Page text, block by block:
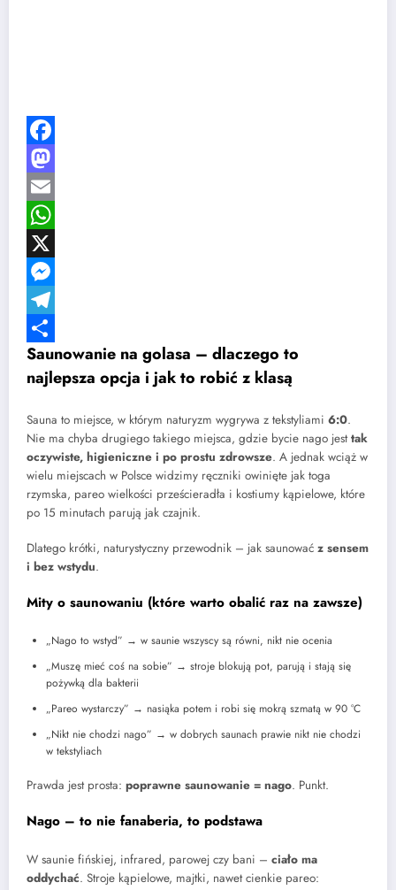
Facebook
Mastodon
Email
WhatsApp
X
Messenger
Telegram
Share
Saunowanie na golasa – dlaczego to
najlepsza opcja i jak to robić z klasą
Sauna to miejsce, w którym naturyzm wygrywa z tekstyliami 6:0.
Nie ma chyba drugiego takiego miejsca, gdzie bycie nago jesttak
oczywiste, higieniczne i po prostu zdrowsze. A jednak wciąż w
wielu miejscach w Polsce widzimy ręczniki owinięte jak toga
rzymska, pareo wielkości prześcieradła i kostiumy kąpielowe, które
po 15 minutach parują jak czajnik.
Dlatego krótki, naturystyczny przewodnik – jak saunować z sensem
i bez wstydu.
Mity o saunowaniu (które warto obalić raz na zawsze)
„Nago to wstyd” → w saunie wszyscy są równi, nikt nie ocenia
„Muszę mieć coś na sobie” → stroje blokują pot, parują i stają się
pożywką dla bakterii
„Pareo wystarczy” → nasiąka potem i robi się mokrą szmatą w 90 °C
„Nikt nie chodzi nago” → w dobrych saunach prawie nikt nie chodzi
w tekstyliach
Prawda jest prosta: poprawne saunowanie = nago. Punkt.
Nago – to nie fanaberia, to podstawa
W saunie fińskiej, infrared, parowej czy bani – ciało ma
oddychać. Stroje kąpielowe, majtki, nawet cienkie pareo: